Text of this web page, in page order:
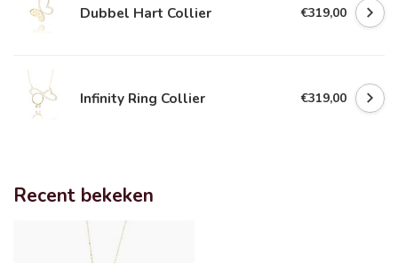
Dubbel Hart Collier €319,00
Infinity Ring Collier €319,00
Recent bekeken